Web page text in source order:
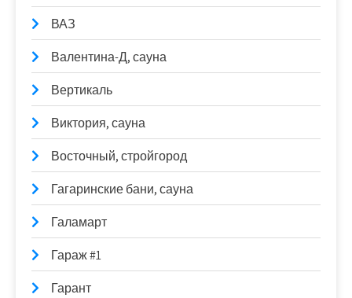
ВАЗ
Валентина-Д, сауна
Вертикаль
Виктория, сауна
Восточный, стройгород
Гагаринские бани, сауна
Галамарт
Гараж #1
Гарант